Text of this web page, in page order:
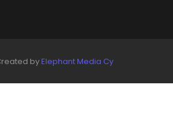
byElephant Media Cy